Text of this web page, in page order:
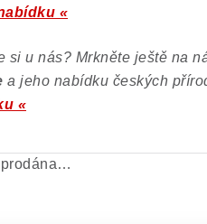
«
si u nás? Mrkněte ještě na
a jeho nabídku českých
«